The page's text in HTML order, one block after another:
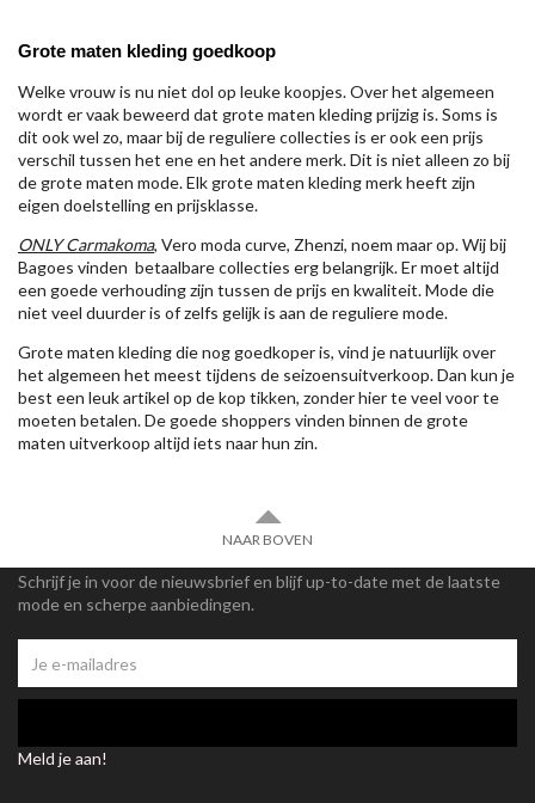
Grote maten kleding goedkoop
Welke vrouw is nu niet dol op leuke koopjes. Over het algemeen
wordt er vaak beweerd dat grote maten kleding prijzig is. Soms is
dit ook wel zo, maar bij de reguliere collecties is er ook een prijs
verschil tussen het ene en het andere merk. Dit is niet alleen zo bij
de grote maten mode. Elk grote maten kleding merk heeft zijn
eigen doelstelling en prijsklasse.
ONLY Carmakoma, Vero moda curve, Zhenzi, noem maar op. Wij bij
Bagoes vinden betaalbare collecties erg belangrijk. Er moet altijd
een goede verhouding zijn tussen de prijs en kwaliteit. Mode die
niet veel duurder is of zelfs gelijk is aan de reguliere mode.
Grote maten kleding die nog goedkoper is, vind je natuurlijk over
het algemeen het meest tijdens de seizoensuitverkoop. Dan kun je
best een leuk artikel op de kop tikken, zonder hier te veel voor te
moeten betalen. De goede shoppers vinden binnen de grote
maten uitverkoop altijd iets naar hun zin.
NAAR BOVEN
Schrijf je in voor de nieuwsbrief en blijf up-to-date met de laatste
mode en scherpe aanbiedingen.
Meld je aan!